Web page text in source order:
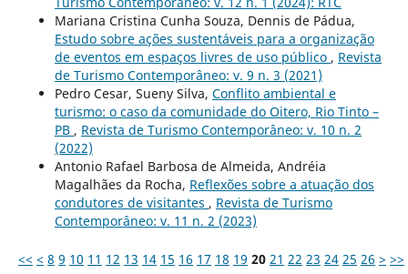
Mariana Cristina Cunha Souza, Dennis de Pádua,
Estudo sobre ações sustentáveis para a organização
de eventos em espaços livres de uso público , Revista
de Turismo Contemporâneo: v. 9 n. 3 (2021)
Pedro Cesar, Sueny Silva, Conflito ambiental e
turismo: o caso da comunidade do Oitero, Rio Tinto –
PB , Revista de Turismo Contemporâneo: v. 10 n. 2
(2022)
Antonio Rafael Barbosa de Almeida, Andréia
Magalhães da Rocha, Reflexões sobre a atuação dos
condutores de visitantes , Revista de Turismo
Contemporâneo: v. 11 n. 2 (2023)
<< < 8 9 10 11 12 13 14 15 16 17 18 19 20 21 22 23 24 25 26 > >>